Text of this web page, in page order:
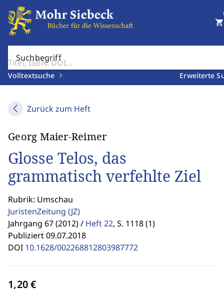
Suchbegriff
Volltextsuche Erweiterte
shopping_cart
Zurück zum Heft
Georg Maier-Reimer
Glosse Telos, das
grammatisch verfehlte Ziel
Rubrik: Umschau
JuristenZeitung (JZ)
Jahrgang 67 (2012) / Heft 22, S. 1118 (1)
Publiziert 09.07.2018
DOI 10.1628/002268812803987772